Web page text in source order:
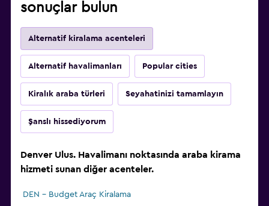
sonuçlar bulun
Alternatif kiralama acenteleri
Alternatif havalimanları Popular cities
Kiralık araba türleri Seyahatinizi tamamlayın
Şanslı hissediyorum
Denver Ulus. Havalimanı noktasında araba kirama
hizmeti sunan diğer acenteler.
DEN - Budget Araç Kiralama